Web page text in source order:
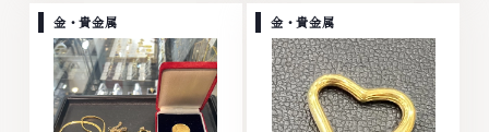
モンド ブランド品 ブランド衣類
お酒買取りのことなら、お任せく
ださいなかでも金・プラチナ等の
アクセサリー・貴金属・宝石・ダ
イヤモンド・ジュエリーや ブラ
ンド品・時計等は特に自信を持っ
ヤモンド ブランド品 ブランド衣
類 お酒買取りのことなら、お任
せくださいなかでも金・プラチナ
等のアクセサリー・貴金属・宝
石・ダイヤモンド・ジュエリーや
ブランド品・時計等は特に自信を
金・貴金属 金・貴金属